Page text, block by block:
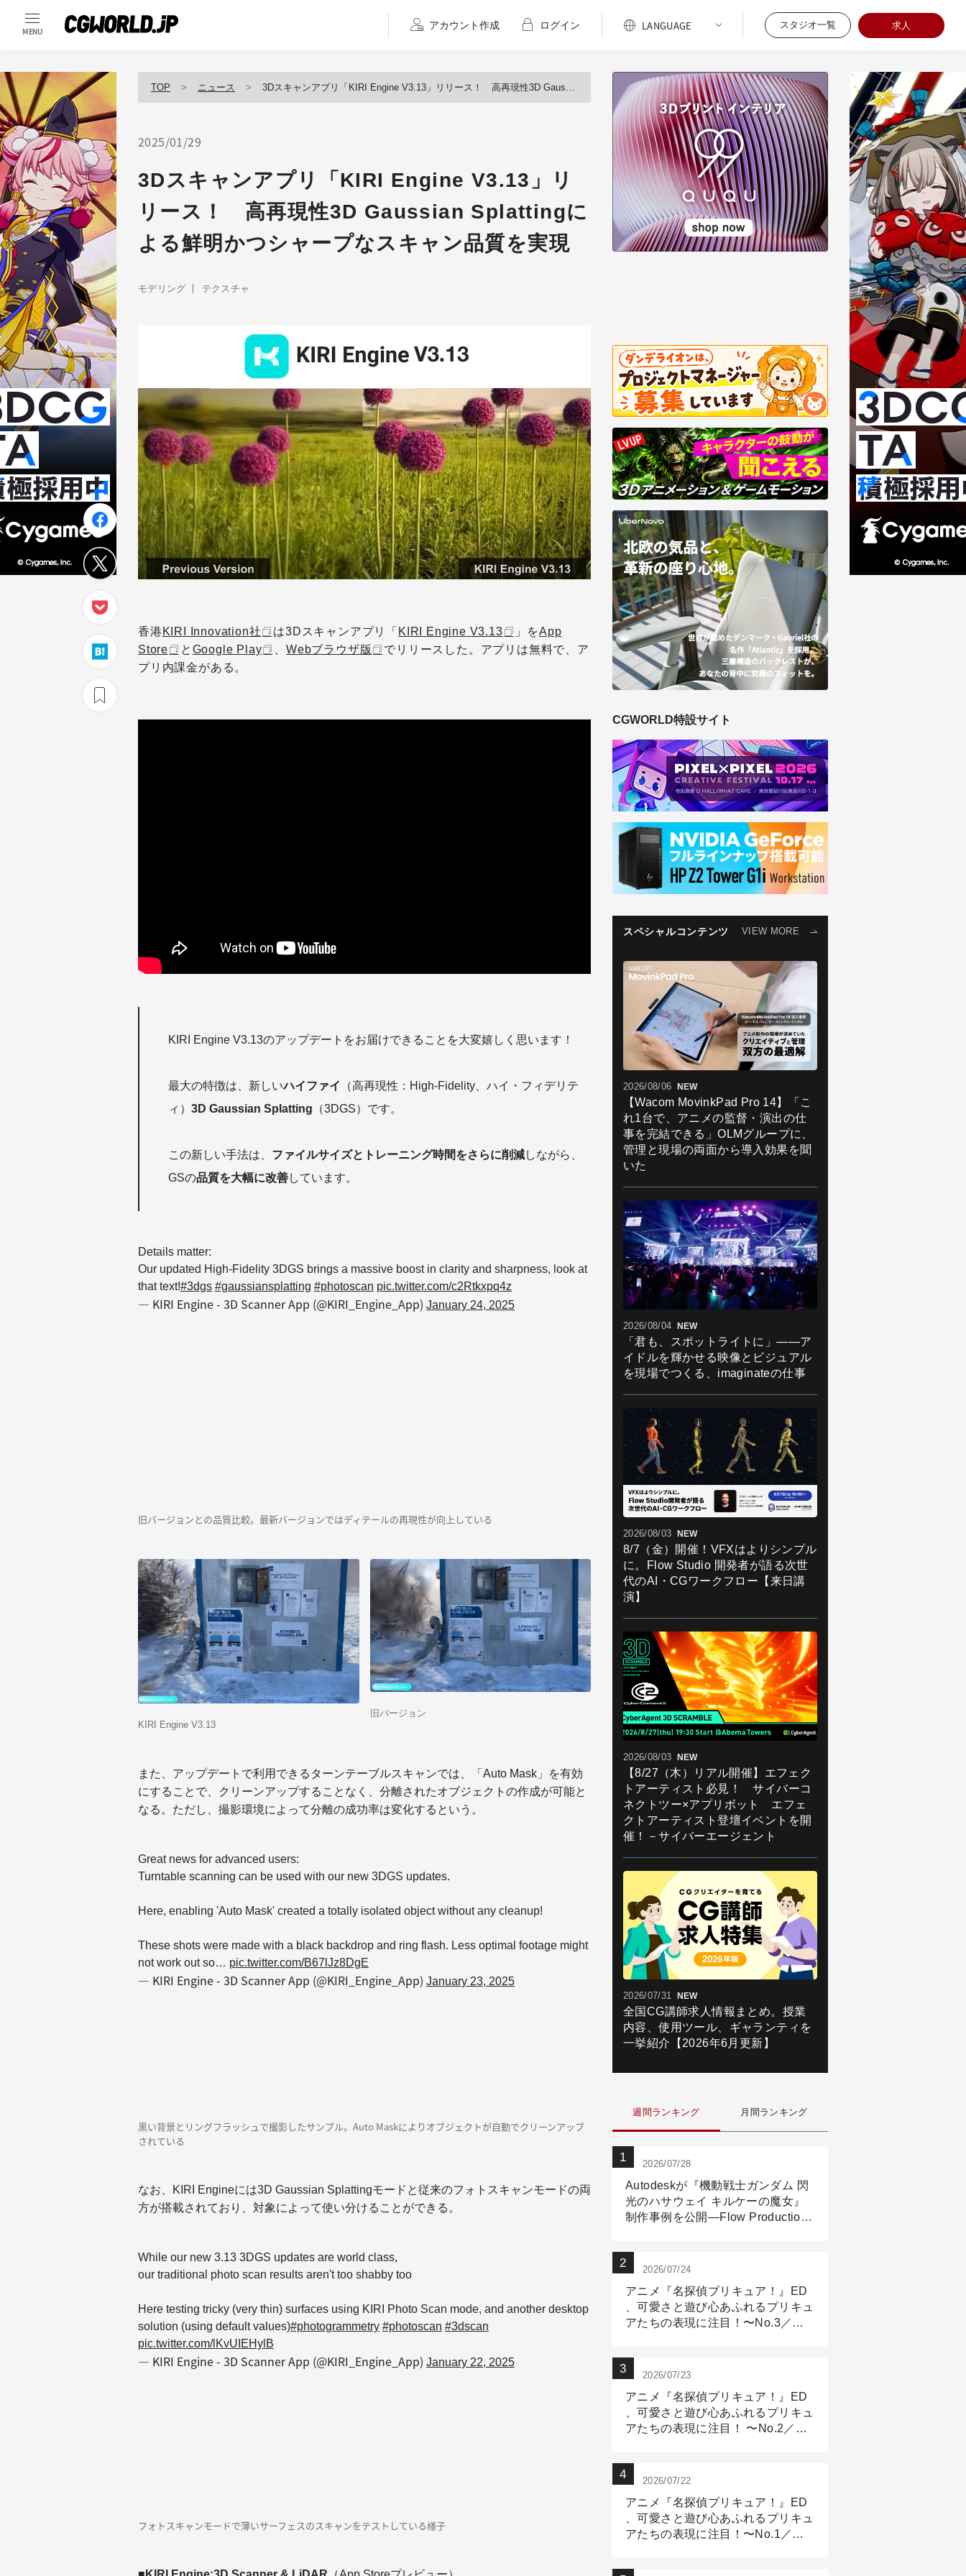
MENU
アカウント作成 ログイン スタジオ一覧 求人
TOP ニュース 3Dスキャンアプリ「KIRI Engine V3.13」リリース！ 高再現性3D Gaussian Splattingによる鮮明かつシャープなスキャン品質を実現
2025/01/29
3Dスキャンアプリ「KIRI Engine V3.13」リ
リース！ 高再現性3D Gaussian Splattingに
よる鮮明かつシャープなスキャン品質を実現
モデリング テクスチャ
香港 KIRI Innovation社 は3Dスキャンアプリ「 KIRI Engine V3.13 」をApp
Store
と Google Play 、Webブラウザ版
でリリースした。アプリは無料で、ア
プリ内課金がある。
KIRI Engine V3.13のアップデートをお届けできることを大変嬉しく思います！
最大の特徴は、新しいハイファイ
（高再現性：High-Fidelity、ハイ・フィデリテ
ィ） 3D Gaussian Splatting （3DGS）です。
この新しい手法は、 ファイルサイズとトレーニング時間をさらに削減しながら、
GSの品質を大幅に改善しています。
Details matter:
Our updated High-Fidelity 3DGS brings a massive boost in clarity and sharpness, look at
that text!#3dgs #gaussiansplatting #photoscan pic.twitter.com/c2Rtkxpq4z
— KIRI Engine - 3D Scanner App (@KIRI_Engine_App) January 24, 2025
旧バージョンとの品質比較。最新バージョンではディテールの再現性が向上している
KIRI Engine V3.13
旧バージョン
また、アップデートで利用できるターンテーブルスキャンでは、「Auto Mask」を有効
にすることで、クリーンアップすることなく、分離されたオブジェクトの作成が可能と
なる。ただし、撮影環境によって分離の成功率は変化するという。
Great news for advanced users:
Turntable scanning can be used with our new 3DGS updates.
Here, enabling 'Auto Mask' created a totally isolated object without any cleanup!
These shots were made with a black backdrop and ring flash. Less optimal footage might
not work out so… pic.twitter.com/B67lJz8DgE
— KIRI Engine - 3D Scanner App (@KIRI_Engine_App) January 23, 2025
黒い背景とリングフラッシュで撮影したサンプル。Auto Maskによりオブジェクトが自動でクリーンアップ
されている
なお、KIRI Engineには3D Gaussian Splattingモードと従来のフォトスキャンモードの両
方が搭載されており、対象によって使い分けることができる。
While our new 3.13 3DGS updates are world class,
our traditional photo scan results aren't too shabby too
Here testing tricky (very thin) surfaces using KIRI Photo Scan mode, and another desktop
solution (using default values)#photogrammetry #photoscan #3dscan
pic.twitter.com/lKvUIEHylB
— KIRI Engine - 3D Scanner App (@KIRI_Engine_App) January 22, 2025
フォトスキャンモードで薄いサーフェスのスキャンをテストしている様子
CGWORLD特設サイト
スペシャルコンテンツ VIEW MORE
2026/08/06 NEW
【Wacom MovinkPad Pro 14】「こ
れ1台で、アニメの監督・演出の仕
事を完結できる」OLMグループに、
管理と現場の両面から導入効果を聞
いた
2026/08/04 NEW
「君も、スポットライトに」――ア
イドルを輝かせる映像とビジュアル
を現場でつくる、imaginateの仕事
2026/08/03 NEW
8/7（金）開催！VFXはよりシンプル
に。Flow Studio 開発者が語る次世
代のAI・CGワークフロー【来日講
演】
2026/08/03 NEW
【8/27（木）リアル開催】エフェク
トアーティスト必見！ サイバーコ
ネクトツー×アプリボット エフェ
クトアーティスト登壇イベントを開
催！－サイバーエージェント
2026/07/31 NEW
全国CG講師求人情報まとめ。授業
内容、使用ツール、ギャランティを
一挙紹介【2026年6月更新】
週間ランキング 月間ランキング
2026/07/28
Autodeskが『機動戦士ガンダム 閃
光のハサウェイ キルケーの魔女』
制作事例を公開―Flow Production
2026/07/24
アニメ『名探偵プリキュア！』ED
、可愛さと遊び心あふれるプリキュ
アたちの表現に注目！〜No.3／ア
2026/07/23
アニメ『名探偵プリキュア！』ED
、可愛さと遊び心あふれるプリキュ
アたちの表現に注目！ 〜No.2／モ
2026/07/22
アニメ『名探偵プリキュア！』ED
、可愛さと遊び心あふれるプリキュ
アたちの表現に注目！〜No.1／演